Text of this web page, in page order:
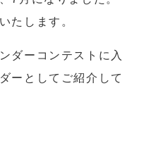
たします。
ダーコンテストに入
ーとしてご紹介して